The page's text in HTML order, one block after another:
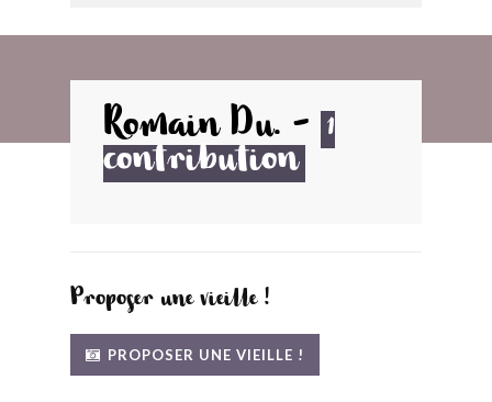
ARCHIVES
Romain Du. - 1
contribution
Proposer une vieille !
PROPOSER UNE VIEILLE !